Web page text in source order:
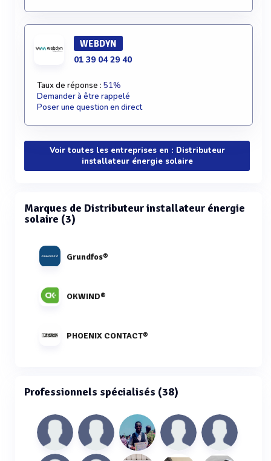
WEBDYN
01 39 04 29 40
Taux de réponse : 51%
Demander à être rappelé
Poser une question en direct
Voir toutes les entreprises en : Distributeur
installateur énergie solaire
Marques de Distributeur installateur énergie
solaire (3)
Grundfos®
OKWIND®
PHOENIX CONTACT®
Professionnels spécialisés (38)